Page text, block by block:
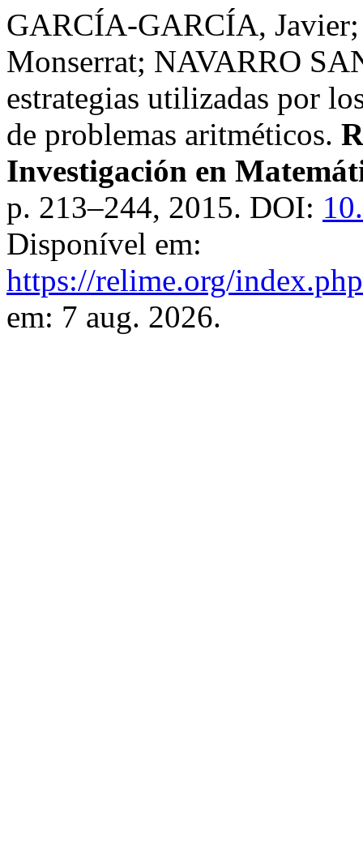
GARCÍA-GARCÍA,
Monserrat; NAVARRO
estrategias utilizadas por
de problemas aritméticos.
Investigación en
p. 213–244, 2015. DOI:
Disponível em:
https://relime.org/
em: 7 aug. 2026.